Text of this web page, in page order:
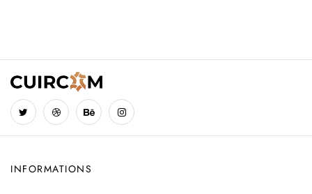
INFORMATIONS